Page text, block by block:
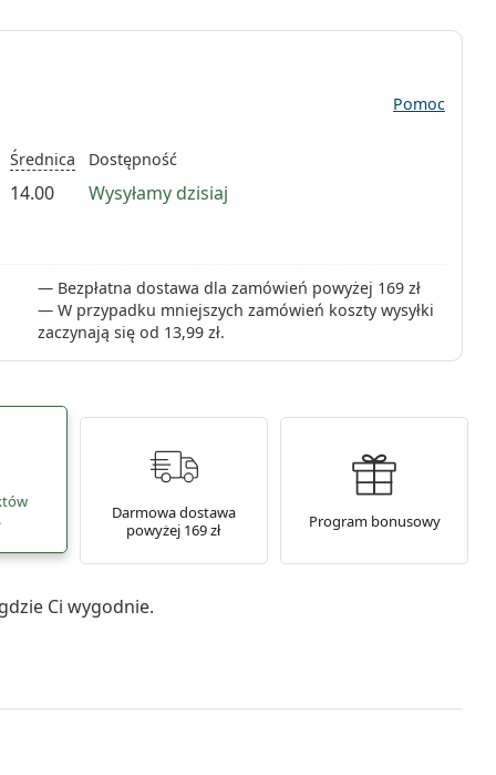
Pomoc
Średnica
14.00
Dostępność
Wysyłamy dzisiaj
Bezpłatna dostawa dla zamówień powyżej 169 zł
W przypadku mniejszych zamówień koszty wysyłki
zaczynają się od 13,99 zł.
Darmowa dostawa
powyżej 169 zł
Program bonusowy
Ci wygodnie.